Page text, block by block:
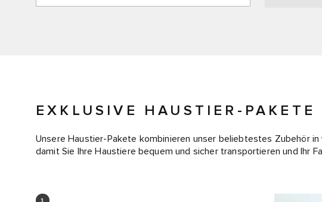
EXKLUSIVE HAUSTIER-PAKETE
Unsere Haustier-Pakete kombinieren unser beliebtestes Zubehör
damit Sie Ihre Haustiere bequem und sicher transportieren und Ihr